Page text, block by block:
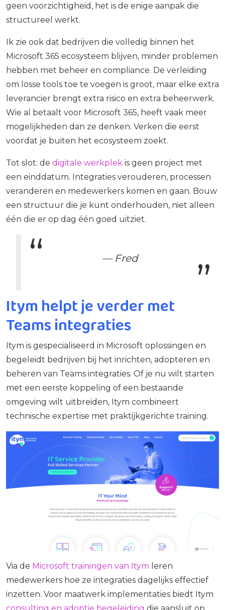
geen voorzichtigheid, het is de enige aanpak die
structureel werkt.
Ik zie ook dat bedrijven die volledig binnen het
Microsoft 365 ecosysteem blijven, minder problemen
hebben met beheer en compliance. De verleiding
om losse tools toe te voegen is groot, maar elke extra
leverancier brengt extra risico en extra beheerwerk.
Wie al betaalt voor Microsoft 365, heeft vaak meer
mogelijkheden dan ze denken. Verken die eerst
voordat je buiten het ecosysteem zoekt.
Tot slot: de digitale werkplek is geen project met
een einddatum. Integraties verouderen, processen
veranderen en medewerkers komen en gaan. Bouw
een structuur die je kunt onderhouden, niet alleen
één die er op dag één goed uitziet.
— Fred
Itym helpt je verder met
Teams integraties
Itym is gespecialiseerd in Microsoft oplossingen en
begeleidt bedrijven bij het inrichten, adopteren en
beheren van Teams integraties. Of je nu wilt starten
met een eerste koppeling of een bestaande
omgeving wilt uitbreiden, Itym combineert
technische expertise met praktijkgerichte training.
Via de Microsoft trainingen van Itym leren
medewerkers hoe ze integraties dagelijks effectief
inzetten. Voor maatwerk implementaties biedt Itym